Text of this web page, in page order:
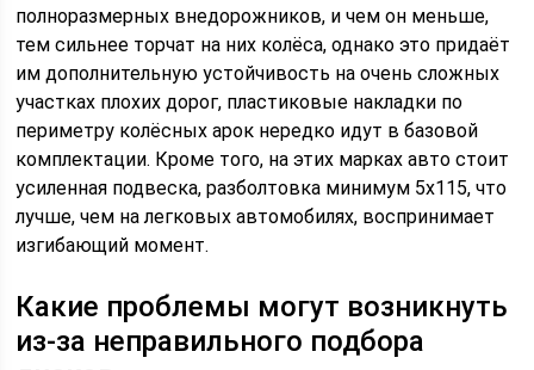
полноразмерных внедорожников, и чем он меньше,
тем сильнее торчат на них колёса, однако это придаёт
им дополнительную устойчивость на очень сложных
участках плохих дорог, пластиковые накладки по
периметру колёсных арок нередко идут в базовой
комплектации. Кроме того, на этих марках авто стоит
усиленная подвеска, разболтовка минимум 5х115, что
лучше, чем на легковых автомобилях, воспринимает
изгибающий момент.
Какие проблемы могут возникнуть
из-за неправильного подбора